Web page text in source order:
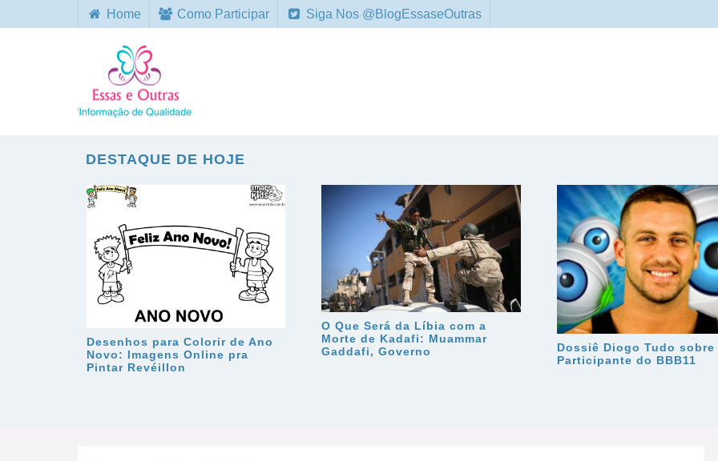
Home Como Participar Siga Nos @BlogEssaseOutras
DESTAQUE DE HOJE
Desenhos para Colorir de Ano
Novo: Imagens Online pra
Pintar Revéillon
O Que Será da Líbia com a
Morte de Kadafi: Muammar
Gaddafi, Governo
Dossiê Diogo Tudo sobre
Participante do BBB11